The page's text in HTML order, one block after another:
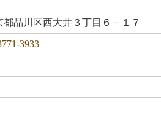
都品川区西大井３丁目６－１７
3933